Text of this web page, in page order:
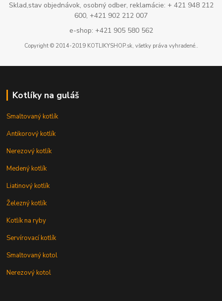
Sklad,stav objednávok, osobný odber, reklamácie: + 421 948 212
600, +421 902 212 007
e-shop: +421 905 580 562
Copyright © 2014-2019 KOTLIKYSHOP.sk, všetky práva vyhradené..
Kotlíky na guláš
Smaltovaný kotlík
Antikorový kotlík
Nerezový kotlík
Medený kotlík
Liatinový kotlík
Železný kotlík
Kotlík na ryby
Servírovací kotlík
Smaltovaný kotol
Nerezový kotol